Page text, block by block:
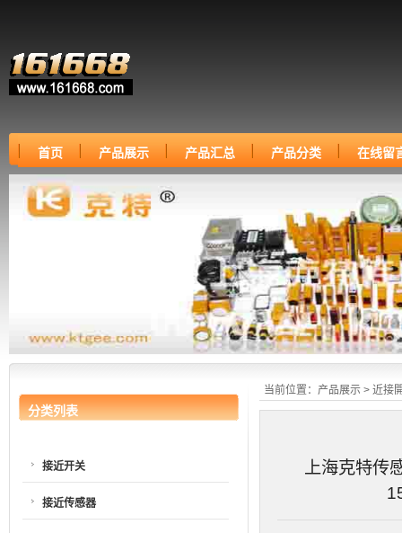
首页 产品展示 产品汇总 产品分类 在线留
当前位置： 产品展示 > 近接
上海克特传
分类列表
接近开关
接近传感器